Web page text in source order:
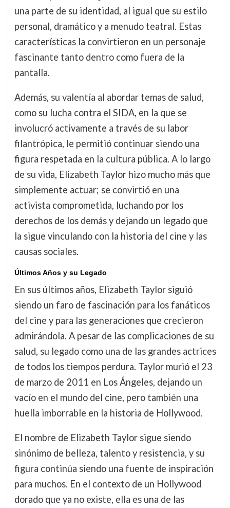
una parte de su identidad, al igual que su estilo
personal, dramático y a menudo teatral. Estas
características la convirtieron en un personaje
fascinante tanto dentro como fuera de la
pantalla.
Además, su valentía al abordar temas de salud,
como su lucha contra el SIDA, en la que se
involucró activamente a través de su labor
filantrópica, le permitió continuar siendo una
figura respetada en la cultura pública. A lo largo
de su vida, Elizabeth Taylor hizo mucho más que
simplemente actuar; se convirtió en una
activista comprometida, luchando por los
derechos de los demás y dejando un legado que
la sigue vinculando con la historia del cine y las
causas sociales.
Últimos Años y su Legado
En sus últimos años, Elizabeth Taylor siguió
siendo un faro de fascinación para los fanáticos
del cine y para las generaciones que crecieron
admirándola. A pesar de las complicaciones de su
salud, su legado como una de las grandes actrices
de todos los tiempos perdura. Taylor murió el 23
de marzo de 2011 en Los Ángeles, dejando un
vacío en el mundo del cine, pero también una
huella imborrable en la historia de Hollywood.
El nombre de Elizabeth Taylor sigue siendo
sinónimo de belleza, talento y resistencia, y su
figura continúa siendo una fuente de inspiración
para muchos. En el contexto de un Hollywood
dorado que ya no existe, ella es una de las